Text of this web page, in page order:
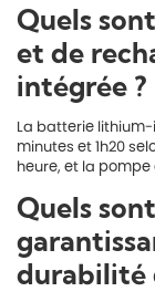
Quels
et de
intégrée ?
La batterie
minutes et 1h20
heure, et la
Quels
durabilité